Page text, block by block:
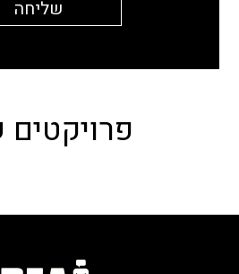
פרויקטים